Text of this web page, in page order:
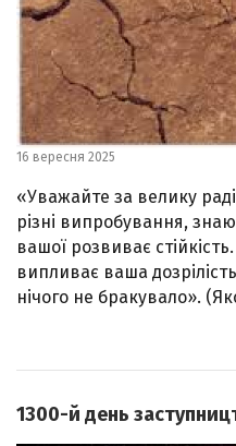
16 вересня 2025
«Уважайте за велику
різні випробування,
вашої розвиває
випливає ваша
нічого не бракувало».
1300-й день